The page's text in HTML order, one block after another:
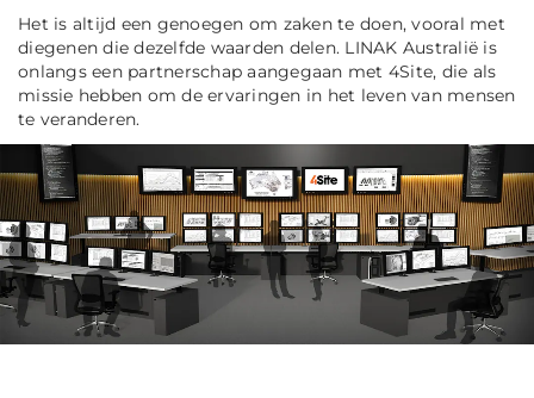
Het is altijd een genoegen om zaken te doen, vooral met
diegenen die dezelfde waarden delen. LINAK Australië is
onlangs een partnerschap aangegaan met 4Site, die als
missie hebben om de ervaringen in het leven van mensen
te veranderen.